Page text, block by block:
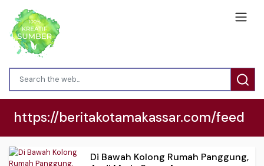
https://beritakotamakassar.com/feed
Di Bawah Kolong Rumah Panggung,